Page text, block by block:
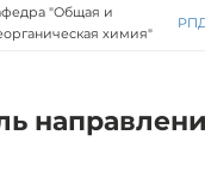
"Общая и
химия"